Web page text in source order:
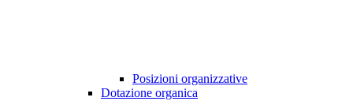
Posizioni organizzative
Dotazione organica